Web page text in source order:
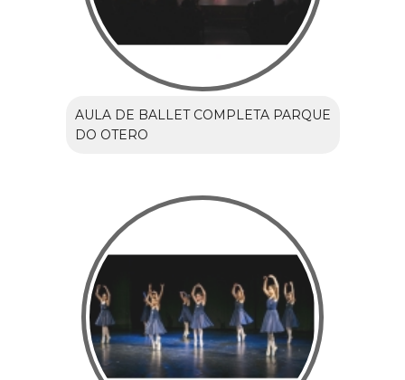
AULA DE BALLET COMPLETA PARQUE
DO OTERO